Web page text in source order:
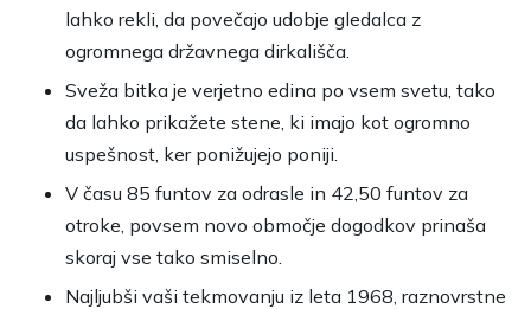
lahko rekli, da povečajo udobje gledalca z
ogromnega državnega dirkališča.
Sveža bitka je verjetno edina po vsem svetu, tako
da lahko prikažete stene, ki imajo kot ogromno
uspešnost, ker ponižujejo poniji.
V času 85 funtov za odrasle in 42,50 funtov za
otroke, povsem novo območje dogodkov prinaša
skoraj vse tako smiselno.
Najljubši vaši tekmovanju iz leta 1968, raznovrstne